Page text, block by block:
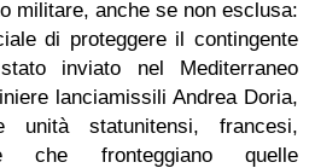
militare, anche se non esclusa:
di proteggere il contingente
inviato nel Mediterraneo
lanciamissili Andrea Doria,
statunitensi, francesi,
che fronteggiano quelle